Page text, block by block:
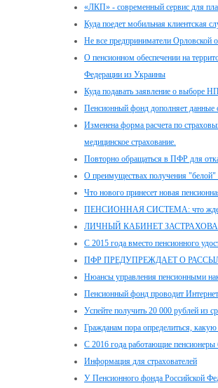
«ЛКП» - современный сервис для
Куда поедет мобильная клиентская
Не все предприниматели Орловской
О пенсионном обеспечении на
Федерации из Украины
Куда подавать заявление о выборе
Пенсионный фонд дополняет данные
Изменена форма расчета по
медицинское страхование.
Повторно обращаться в ПФР для
О преимуществах получения "белой"
Что нового принесет новая
ПЕНСИОННАЯ СИСТЕМА: что ждет
ЛИЧНЫЙ КАБИНЕТ
С 2015 года вместо пенсионного
ПФР ПРЕДУПРЕЖДАЕТ О
Нюансы управления пенсионными
Пенсионный фонд проводит
Успейте получить 20 000 рублей из
Гражданам пора определиться,
С 2016 года работающие пенсионеры
Информация для страхователей
У Пенсионного фонда Российской